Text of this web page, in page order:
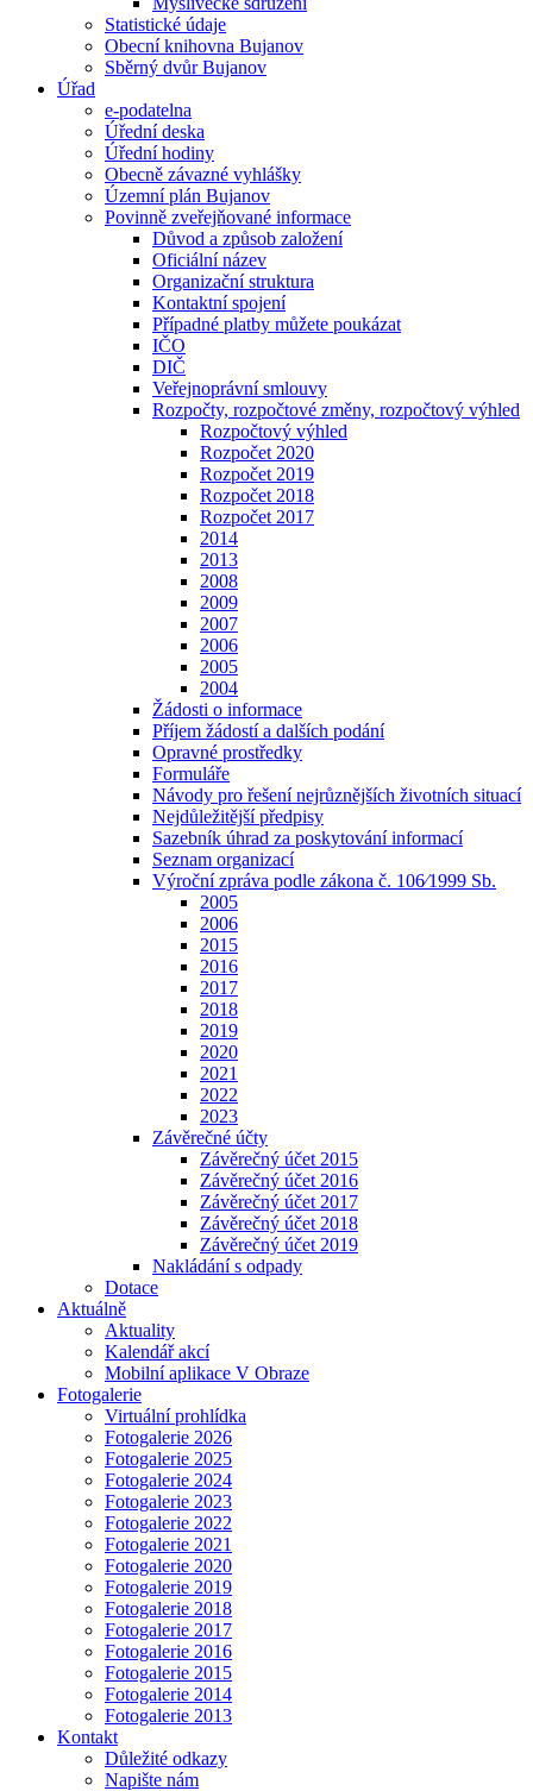
Statistické údaje
Obecní knihovna Bujanov
Sběrný dvůr Bujanov
Úřad
e-podatelna
Úřední deska
Úřední hodiny
Obecně závazné vyhlášky
Územní plán Bujanov
Povinně zveřejňované informace
Důvod a způsob založení
Oficiální název
Organizační struktura
Kontaktní spojení
Případné platby můžete poukázat
IČO
DIČ
Veřejnoprávní smlouvy
Rozpočty, rozpočtové změny, rozpočtový výhled
Rozpočtový výhled
Rozpočet 2020
Rozpočet 2019
Rozpočet 2018
Rozpočet 2017
2014
2013
2008
2009
2007
2006
2005
2004
Žádosti o informace
Příjem žádostí a dalších podání
Opravné prostředky
Formuláře
Návody pro řešení nejrůznějších životních situací
Nejdůležitější předpisy
Sazebník úhrad za poskytování informací
Seznam organizací
Výroční zpráva podle zákona č. 106⁄1999 Sb.
2005
2006
2015
2016
2017
2018
2019
2020
2021
2022
2023
Závěrečné účty
Závěrečný účet 2015
Závěrečný účet 2016
Závěrečný účet 2017
Závěrečný účet 2018
Závěrečný účet 2019
Nakládání s odpady
Dotace
Aktuálně
Aktuality
Kalendář akcí
Mobilní aplikace V Obraze
Fotogalerie
Virtuální prohlídka
Fotogalerie 2026
Fotogalerie 2025
Fotogalerie 2024
Fotogalerie 2023
Fotogalerie 2022
Fotogalerie 2021
Fotogalerie 2020
Fotogalerie 2019
Fotogalerie 2018
Fotogalerie 2017
Fotogalerie 2016
Fotogalerie 2015
Fotogalerie 2014
Fotogalerie 2013
Kontakt
Důležité odkazy
Napište nám